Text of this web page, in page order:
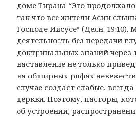
доме Тирана “Это
так что все жители Асии
Господе Иисусе” (Деян. 19:10).
деятельность без передачи
доктринальных знаний через
наставление не только
на обширных рифах
случае создаст слабые,
церкви. Поэтому, пасторы,
об устроении,